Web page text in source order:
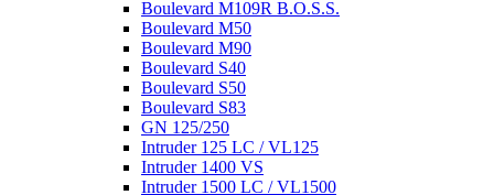
Boulevard M109R B.O.S.S.
Boulevard M50
Boulevard M90
Boulevard S40
Boulevard S50
Boulevard S83
GN 125/250
Intruder 125 LC / VL125
Intruder 1400 VS
Intruder 1500 LC / VL1500